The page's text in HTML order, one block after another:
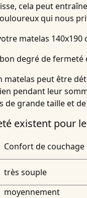
cela peut
qui nous
matelas 140x190
degré de fermeté
matelas peut être
pendant leur
de grande taille et
existent pour
Confort de couchage
très souple
moyennement